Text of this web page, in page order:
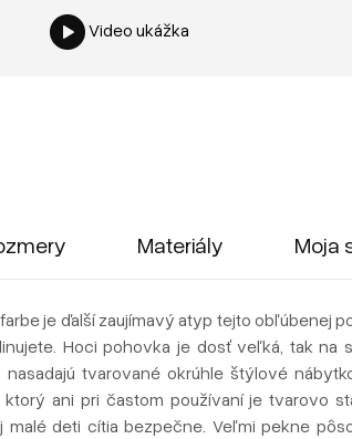
Video ukážka
Materiály Moja
je ďalší zaujímavý atyp tejto obľúbenej
Hoci pohovka je dosť veľká, tak na
tvarované okrúhle štýlové
ani pri častom používaní je tvarovo
malé deti cítia bezpečne. Veľmi pekne